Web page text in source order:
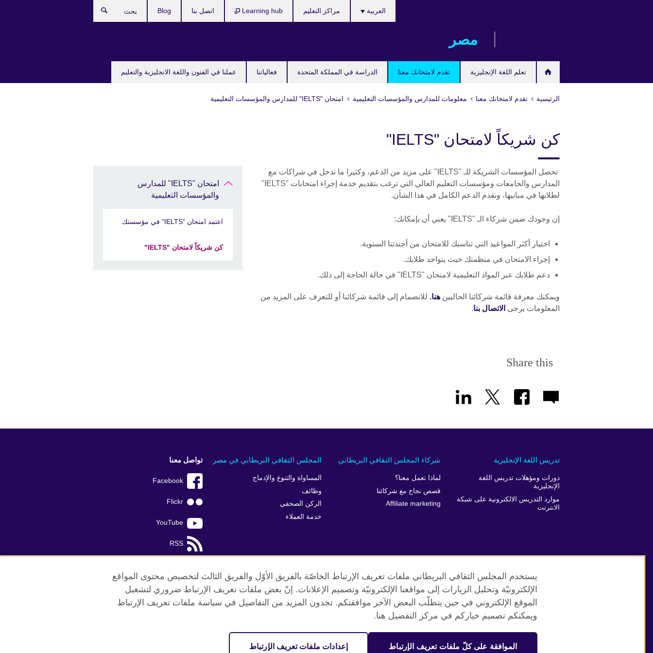
مصر‎
تعلم اللغة الإنجليزية تقدم لامتحانك معنا الدراسة في المملكة المتحدة فعالياتنا عملنا في الفنون واللغة الانجليزية والتعليم
العربية مراكز التعليم Learning hub اتصل بنا Blog
الرئيسية تقدم لامتحانك معنا معلومات للمدارس والمؤسسات التعليمية امتحان "IELTS" للمدارس والمؤسسات التعليمية
كن شريكاً لامتحان "IELTS"
تحصل المؤسسات الشريكة للـ "IELTS" على مزيد من الدعم، وكثيرا ما ندخل في شراكات مع
المدارس والجامعات ومؤسسات التعليم العالي التي ترغب بتقديم خدمة إجراء امتحانات "IELTS"
لطلابها في مبانيها، ونقدم الدعم الكامل في هذا الشأن.
إن وجودك ضمن شركاء الـ "IELTS" يعني أن بإمكانك:
اختيار أكثر المواعيد التي تناسبك للامتحان من أجندتنا السنوية.
إجراء الامتحان في منظمتك حيث يتواجد طلابك.
دعم طلابك عبر المواد التعليمية لامتحان "IELTS" في حالة الحاجة إلى ذلك.
ويمكنك معرفة قائمة شركائنا الحاليين هنا. للانضمام إلى قائمة شركائنا أو للتعرف على المزيد من
المعلومات يرجى الاتصال بنا.
Share this
امتحان "IELTS" للمدارس
والمؤسسات التعليمية
اعتمد امتحان "IELTS" في مؤسستك
كن شريكاً لامتحان "IELTS"
المجلس الثقافي البريطاني في مصر
المساواة والتنوع والإدماج
وظائف
الركن الصحفي
خدمة العملاء
شركاء المجلس الثقافي البريطاني
لماذا تعمل معنا؟
قصص نجاح مع شركائنا
Affiliate marketing
تدريس اللغة الإنجليزية
دورات ومؤهلات تدريس اللغة
الإنجليزية
موارد التدريس الالكترونية على شبكة
الانترنت
تواصل معنا
Facebook
Flickr
YouTube
RSS
موقع المجلس الثقافي البريطاني العالمي الخصوصية وشروط الاستخدام
منظمة المملكة المتحدة الدولية للعلاقات الثقافية والفرص التعليمية. جمعية خيرية مسجلة تحت رقم 209131 (إنجلترا وويلز) وSC03773 (اسكتلندا).
يستخدم المجلس الثقافي البريطاني ملفات تعريف الإرتباط الخاصّة بالفريق الأوّل والفريق الثالث لتخصيص محتوى المواقع
الإلكترونيّة وتحليل الزيارات إلى مواقعنا الإلكترونيّة وتصميم الإعلانات. إنّ بعض ملفات تعريف الإرتباط ضروري لتشغيل
الموقع الإلكتروني في حين يتطلّب البعض الآخر موافقتكم. تجدون المزيد من التفاصيل في سياسة ملفات تعريف الإرتباط
ويمكنكم تصميم خياركم في مركز التفضيل هنا.
الموافقة على كلّ ملفات تعريف الإرتباط إعدادات ملفات تعريف الإرتباط